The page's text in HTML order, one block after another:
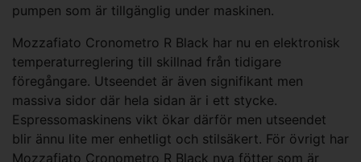
pumpen som är tillgänglig under maskinen.
Mozzafiato Cronometro R Black har nu en elektronisk
temperaturreglering till skillnad från tidigare
föregångare. Utseendet är även signifikant men
massiva sidor där hela sidan är i ett stycke.
Espressomaskinens vikt ökar därför men utseendet
blir ännu lite mer enhetligt och stilsäkert. För övrigt har
Mozzafiato Cronometro R Black nya fötter som är